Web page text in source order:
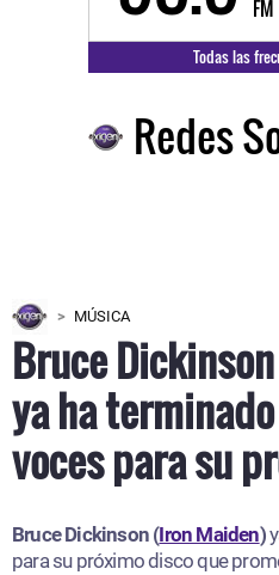
FM
Todas las
Redes
MÚSICA
Bruce
ya ha
voces para su
Bruce Dickinson (Iron Maiden)
para su próximo disco que